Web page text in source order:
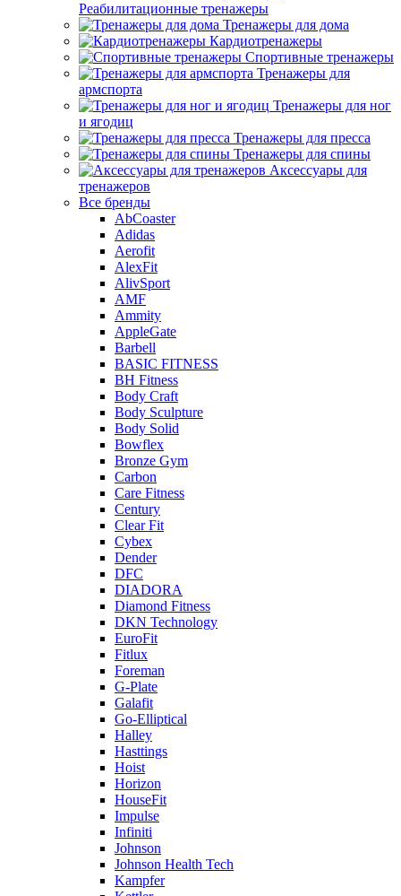
Реабилитационные тренажеры
Тренажеры для дома
Кардиотренажеры
Спортивные тренажеры
Тренажеры для
армспорта
Тренажеры для ног
и ягодиц
Тренажеры для пресса
Тренажеры для спины
Аксессуары для
тренажеров
Все бренды
AbCoaster
Adidas
Aerofit
AlexFit
AlivSport
AMF
Ammity
AppleGate
Barbell
BASIC FITNESS
BH Fitness
Body Craft
Body Sculpture
Body Solid
Bowflex
Bronze Gym
Carbon
Care Fitness
Century
Clear Fit
Cybex
Dender
DFC
DIADORA
Diamond Fitness
DKN Technology
EuroFit
Fitlux
Foreman
G-Plate
Galafit
Go-Elliptical
Halley
Hasttings
Hoist
Horizon
HouseFit
Impulse
Infiniti
Johnson
Johnson Health Tech
Kampfer